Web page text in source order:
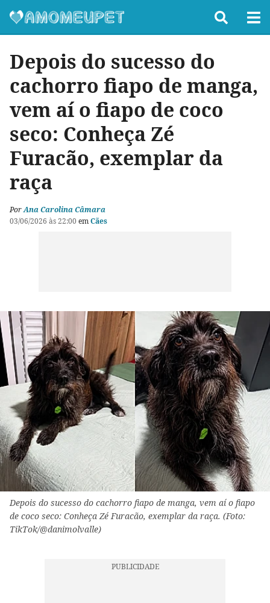
Depois do sucesso do
cachorro fiapo de manga,
vem aí o fiapo de coco
seco: Conheça Zé
Furacão, exemplar da
raça
PorAna Carolina Câmara
03/06/2026 às 22:00 emCães
Depois do sucesso do cachorro fiapo de manga, vem aí o fiapo
de coco seco: Conheça Zé Furacão, exemplar da raça. (Foto:
TikTok/@danimolvalle)